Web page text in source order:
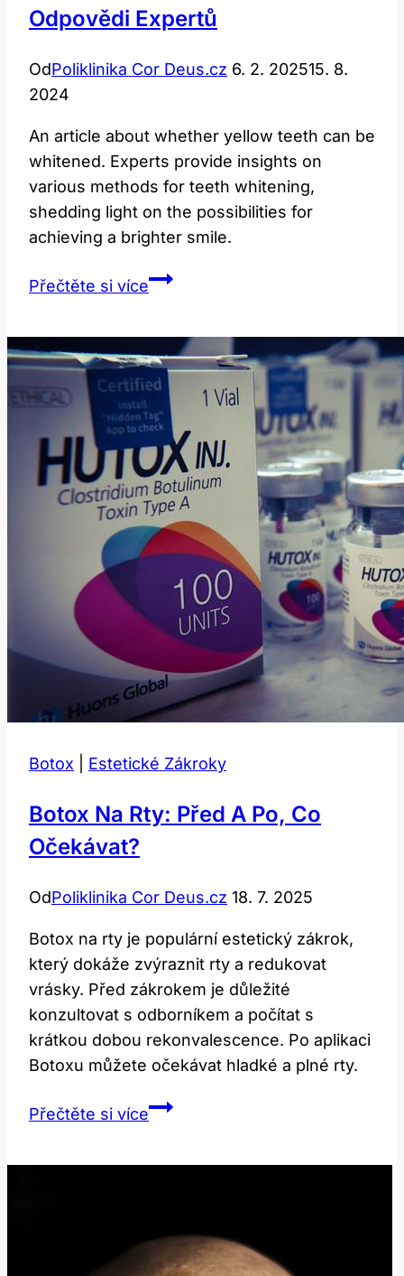
Odpovědi Expertů
OdPoliklinika Cor Deus.cz 6. 2. 202515. 8.
2024
An article about whether yellow teeth can be
whitened. Experts provide insights on
various methods for teeth whitening,
shedding light on the possibilities for
achieving a brighter smile.
Přečtěte si víceDají
zuby
vybělit?
Odpovědi
expertů
Botox Estetické Zákroky
Botox Na Rty: Před A Po, Co
Očekávat?
OdPoliklinika Cor Deus.cz 18. 7. 2025
Botox na rty je populární estetický zákrok,
který dokáže zvýraznit rty a redukovat
vrásky. Před zákrokem je důležité
konzultovat s odborníkem a počítat s
krátkou dobou rekonvalescence. Po aplikaci
Botoxu můžete očekávat hladké a plné rty.
Přečtěte si víceBotox